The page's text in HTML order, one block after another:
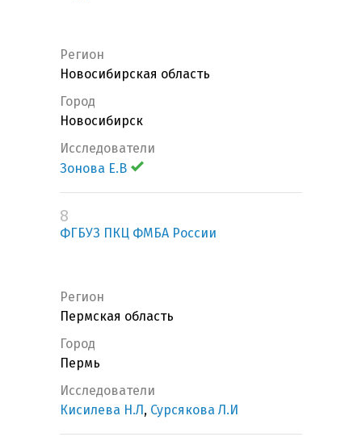
Регион
Новосибирская область
Город
Новосибирск
Исследователи
Зонова Е.В
8
ФГБУЗ ПКЦ ФМБА России
Регион
Пермская область
Город
Пермь
Исследователи
Кисилева Н.Л , Сурсякова Л.И